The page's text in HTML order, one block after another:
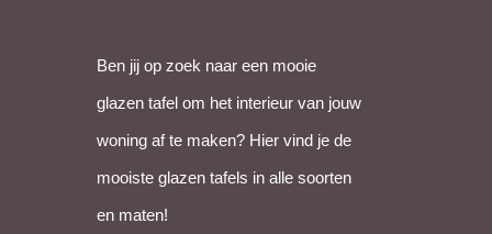
Ben jij op zoek naar een mooie
glazen tafel om het interieur van jouw
woning af te maken? Hier vind je de
mooiste glazen tafels in alle soorten
en maten!